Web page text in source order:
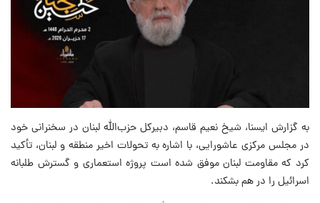
به گزارش ایسنا، شیخ نعیم قاسم، دبیرکل حزب‌الله لبنان در سخنرانی خود
در مجلس مرکزی عاشورایی، با اشاره به تحولات اخیر منطقه و لبنان، تأکید
کرد که مقاومت لبنان موفق شده است پروژه استعماری و گسترش طلبانه
اسرائیل را در هم بشکند.